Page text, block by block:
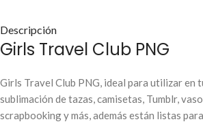
Descripción
Girls Travel Club PNG
Girls Travel Club PNG, ideal para utilizar en
sublimación de tazas, camisetas, Tumblr,
scrapbooking y más, además están listas